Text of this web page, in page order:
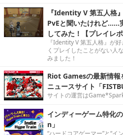
『Identity V 第五人格
PvEと聞いたけれど……
してみた！【プレイレポ
『Identity V 第五人格』が
くプレイしたことがない人
みました！
Riot Gamesの最新情報
ニュースサイト「
サイトの運営は
インディーゲーム特化
n」
“ハードコアゲーマー”と“イ